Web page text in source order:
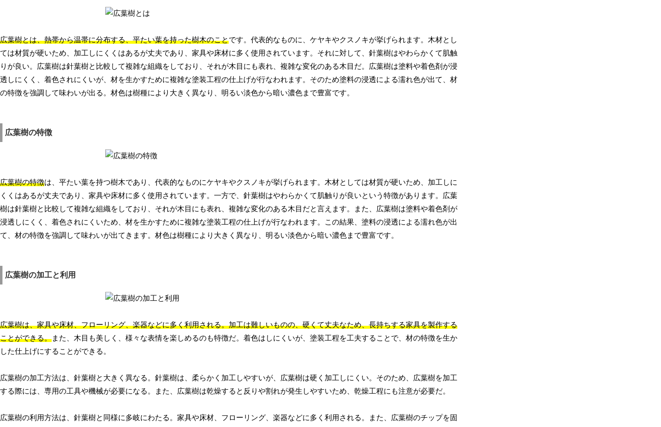
広葉樹とは、熱帯から温帯に分布する、平たい葉を持った樹木のことです。代表的なものに、ケヤキやクスノキが挙げられます。木材とし
ては材質が硬いため、加工しにくくはあるが丈夫であり、家具や床材に多く使用されています。それに対して、針葉樹はやわらかくて肌触
りが良い。広葉樹は針葉樹と比較して複雑な組織をしており、それが木目にも表れ、複雑な変化のある木目だ。広葉樹は塗料や着色剤が浸
透しにくく、着色されにくいが、材を生かすために複雑な塗装工程の仕上げが行なわれます。そのため塗料の浸透による濡れ色が出て、材
の特徴を強調して味わいが出る。材色は樹種により大きく異なり、明るい淡色から暗い濃色まで豊富です。
広葉樹の特徴
広葉樹の特徴は、平たい葉を持つ樹木であり、代表的なものにケヤキやクスノキが挙げられます。木材としては材質が硬いため、加工しに
くくはあるが丈夫であり、家具や床材に多く使用されています。一方で、針葉樹はやわらかくて肌触りが良いという特徴があります。広葉
樹は針葉樹と比較して複雑な組織をしており、それが木目にも表れ、複雑な変化のある木目だと言えます。また、広葉樹は塗料や着色剤が
浸透しにくく、着色されにくいため、材を生かすために複雑な塗装工程の仕上げが行なわれます。この結果、塗料の浸透による濡れ色が出
て、材の特徴を強調して味わいが出てきます。材色は樹種により大きく異なり、明るい淡色から暗い濃色まで豊富です。
広葉樹の加工と利用
広葉樹は、家具や床材、フローリング、楽器などに多く利用される。加工は難しいものの、硬くて丈夫なため、長持ちする家具を製作する
ことができる。また、木目も美しく、様々な表情を楽しめるのも特徴だ。着色はしにくいが、塗装工程を工夫することで、材の特徴を生か
した仕上げにすることができる。
広葉樹の加工方法は、針葉樹と大きく異なる。針葉樹は、柔らかく加工しやすいが、広葉樹は硬く加工しにくい。そのため、広葉樹を加工
する際には、専用の工具や機械が必要になる。また、広葉樹は乾燥すると反りや割れが発生しやすいため、乾燥工程にも注意が必要だ。
広葉樹の利用方法は、針葉樹と同様に多岐にわたる。家具や床材、フローリング、楽器などに多く利用される。また、広葉樹のチップを固